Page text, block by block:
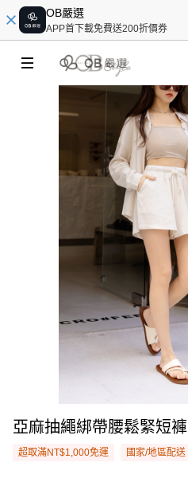
OB嚴選
APP首下載免費送200折價券
亞麻抽繩綁帶腰鬆緊短褲
超取滿NT$1,000免運 國家/地區配送